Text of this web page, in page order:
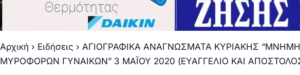
Αρχική › Ειδήσεις › ΑΓΙΟΓΡΑΦΙΚΑ ΑΝΑΓΝΩΣΜΑΤΑ ΚΥΡΙΑΚΗΣ
ΜΥΡΟΦΟΡΩΝ ΓΥΝΑΙΚΩΝ” 3 ΜΑΪΟΥ 2020 (ΕΥΑΓΓΕΛΙΟ ΚΑΙ